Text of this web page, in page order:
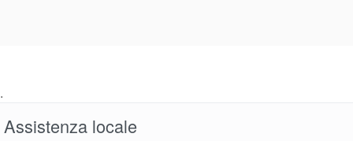
Video
.
Assistenza locale